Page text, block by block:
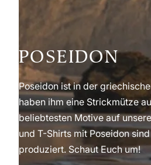
POSEIDON
Poseidon ist in der
haben ihm eine Strickmütze
beliebtesten Motive auf
und T-Shirts mit Poseidon
produziert. Schaut Euch um!